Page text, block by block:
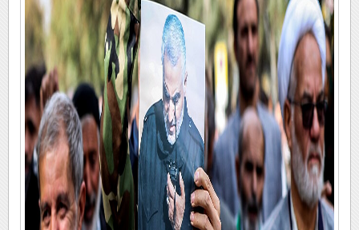
حیات وحش
سیاست خارجی